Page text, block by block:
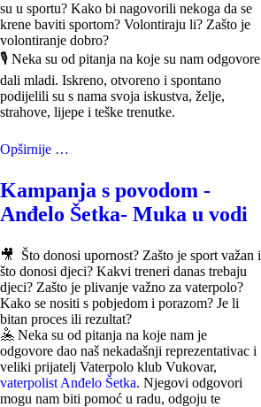
su u sportu? Kako bi nagovorili nekoga da se
krene baviti sportom? Volontiraju li? Zašto je
volontiranje dobro?
🎙 Neka su od pitanja na koje su nam odgovore
dali mladi. Iskreno, otvoreno i spontano
podijelili su s nama svoja iskustva, želje,
strahove, lijepe i teške trenutke.
Opširnije …
Kampanja s povodom -
Anđelo Šetka- Muka u vodi
🎥 Što donosi upornost? Zašto je sport važan i
što donosi djeci? Kakvi treneri danas trebaju
djeci? Zašto je plivanje važno za vaterpolo?
Kako se nositi s pobjedom i porazom? Je li
bitan proces ili rezultat?
🤽 Neka su od pitanja na koje nam je
odgovore dao naš nekadašnji reprezentativac i
veliki prijatelj Vaterpolo klub Vukovar,
vaterpolist Anđelo Šetka. Njegovi odgovori
mogu nam biti pomoć u radu, odgoju te